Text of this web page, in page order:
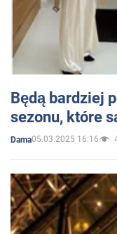
Będą bardziej
sezonu, które
Dama05.03.2025 16:16